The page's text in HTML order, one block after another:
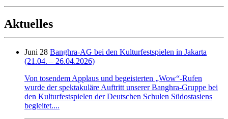
Aktuelles
Juni 28 Banghra-AG bei den Kulturfestspielen in Jakarta
(21.04. – 26.04.2026)
Von tosendem Applaus und begeisterten „Wow“-Rufen
wurde der spektakuläre Auftritt unserer Banghra-Gruppe bei
den Kulturfestspielen der Deutschen Schulen Südostasiens
begleitet....